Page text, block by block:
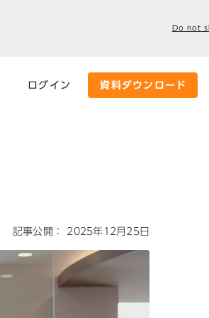
ログイン 資料ダウンロード
Do not
記事公開： 2025年12月25日